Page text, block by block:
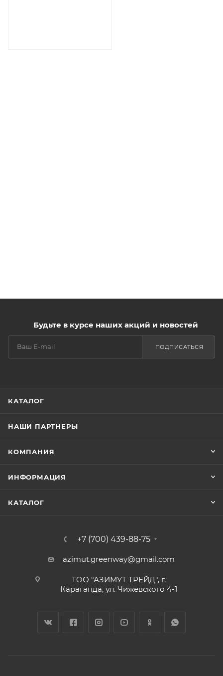
Будьте в курсе наших акций и новостей
ПОДПИСАТЬСЯ
КАТАЛОГ
НАШИ ПАРТНЕРЫ
КОМПАНИЯ
ИНФОРМАЦИЯ
КАТАЛОГ
+7 (700) 439-88-75
azimut.greenway@gmail.com
ТОО "АЗИМУТ ТРЕЙД", г.
Караганда, ул. Чижевского 4-1